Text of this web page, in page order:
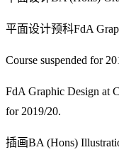
平面设计预科FdA
Course suspended for
FdA Graphic Design at
for 2019/20.
插画BA (Hons)